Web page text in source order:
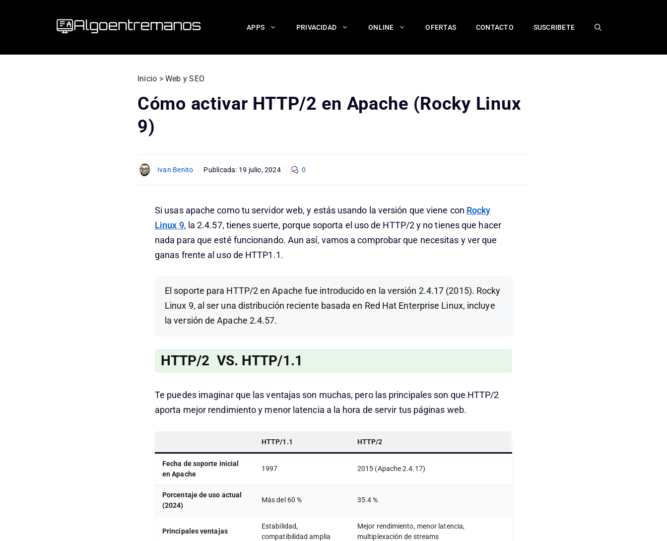
APPS PRIVACIDAD ONLINE OFERTAS CONTACTO SUSCRIBETE
Inicio > Web y SEO
Cómo activar HTTP/2 en Apache (Rocky Linux
9)
Ivan Benito Publicada: 19 julio, 2024 0
Si usas apache como tu servidor web, y estás usando la versión que viene con Rocky
Linux 9, la 2.4.57, tienes suerte, porque soporta el uso de HTTP/2 y no tienes que hacer
nada para que esté funcionando. Aun así, vamos a comprobar que necesitas y ver que
ganas frente al uso de HTTP1.1.
El soporte para HTTP/2 en Apache fue introducido en la versión 2.4.17 (2015). Rocky
Linux 9, al ser una distribución reciente basada en Red Hat Enterprise Linux, incluye
la versión de Apache 2.4.57.
HTTP/2 VS. HTTP/1.1
Te puedes imaginar que las ventajas son muchas, pero las principales son que HTTP/2
aporta mejor rendimiento y menor latencia a la hora de servir tus páginas web.
HTTP/1.1 HTTP/2
Fecha de soporte inicial
en Apache
1997 2015 (Apache 2.4.17)
Porcentaje de uso actual
(2024)
Más del 60 % 35.4 %
Principales ventajas
Estabilidad,
compatibilidad amplia
Mejor rendimiento, menor latencia,
multiplexación de streams